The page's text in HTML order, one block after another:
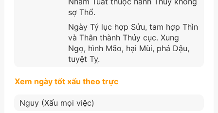
sợ Thổ.
Ngày Tý lục hợp Sửu, tam hợp Thìn
và Thân thành Thủy cục. Xung
Ngọ, hình Mão, hại Mùi, phá Dậu,
tuyệt Tỵ.
Xem ngày tốt xấu theo trực
Nguy (Xấu mọi việc)